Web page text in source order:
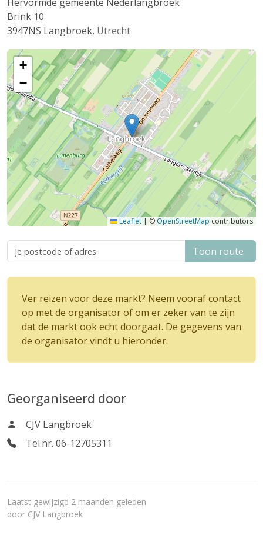
Brink 10
3947NS Langbroek, Utrecht
+
−
Leaflet | © OpenStreetMap contributors
Toon route
Ver reizen voor deze markt? Neem vooraf contact
op met de organisator of om er zeker van te zijn
dat de markt ook echt doorgaat. De gegevens van
de organisator vindt u hieronder.
Georganiseerd door
CJV Langbroek
Tel.nr. 06-12705311
Laatst gewijzigd 2 maanden geleden
door CJV Langbroek